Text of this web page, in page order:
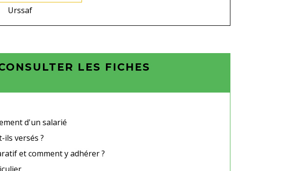
Urssaf
LES FICHES
d'un salarié
versés ?
et comment y adhérer ?